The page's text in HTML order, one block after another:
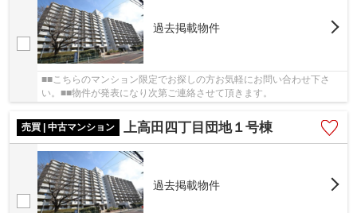
過去掲載物件
■■こちらのマンション限定でお探しの方お気軽にお問い合わせ下さ
い。■■物件が発表になり次第ご連絡させて頂きます。
売買 | 中古マンション 上高田四丁目団地１号棟
過去掲載物件